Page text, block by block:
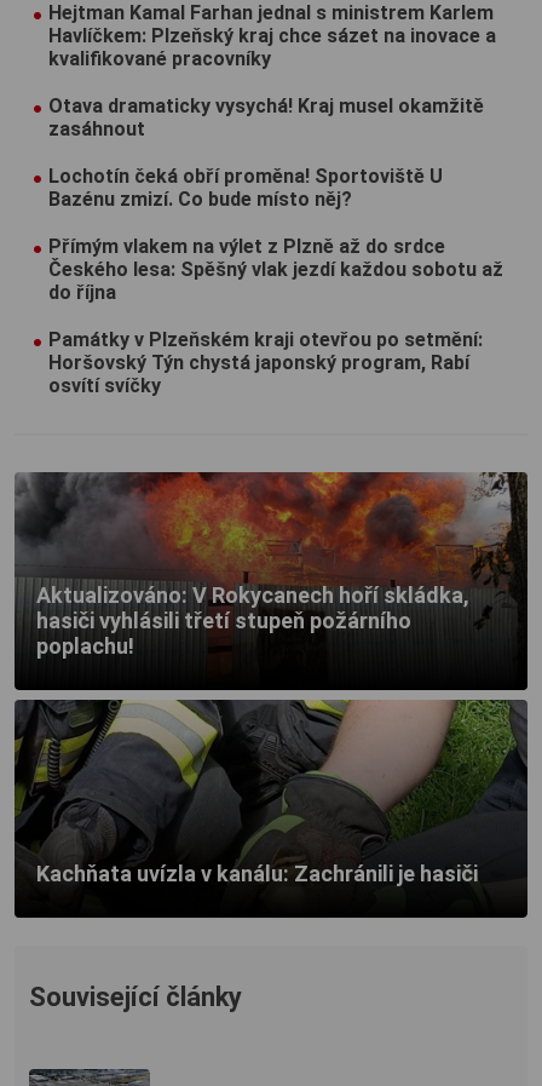
Hejtman Kamal Farhan jednal s ministrem Karlem
Havlíčkem: Plzeňský kraj chce sázet na inovace a
kvalifikované pracovníky
Otava dramaticky vysychá! Kraj musel okamžitě
zasáhnout
Lochotín čeká obří proměna! Sportoviště U
Bazénu zmizí. Co bude místo něj?
Přímým vlakem na výlet z Plzně až do srdce
Českého lesa: Spěšný vlak jezdí každou sobotu až
do října
Památky v Plzeňském kraji otevřou po setmění:
Horšovský Týn chystá japonský program, Rabí
osvítí svíčky
Aktualizováno: V Rokycanech hoří skládka,
hasiči vyhlásili třetí stupeň požárního
poplachu!
Kachňata uvízla v kanálu: Zachránili je hasiči
Související články